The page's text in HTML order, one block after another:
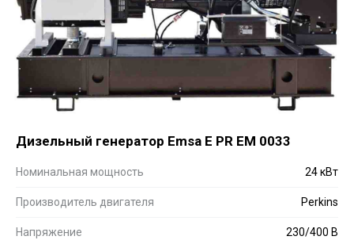
Дизельный генератор Emsa E PR EM 0033
Номинальная мощность 24 кВт
Производитель двигателя Perkins
Напряжение 230/400 В